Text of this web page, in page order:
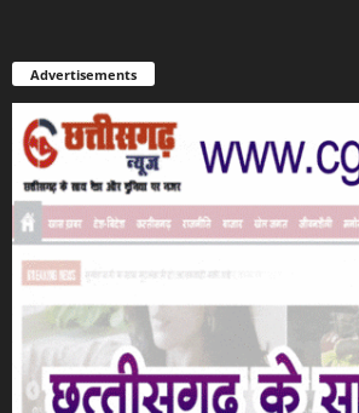
Advertisements